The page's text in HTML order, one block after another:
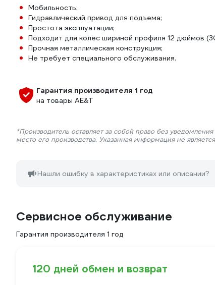
Мобильность;
Гидравлический привод для подъема;
Простота эксплуатации;
Подходит для колес шириной профиля 12 дюймов
Прочная металлическая конструкция;
Не требует специального обслуживания.
Гарантия производителя 1 год
на товары AE&T
*Производитель оставляет за собой право без
место его производства. Указанная информация не
Нашли ошибку в характеристиках или описании?
Сервисное обслуживание
Гарантия производителя 1 год
120 дней обмен и возврат